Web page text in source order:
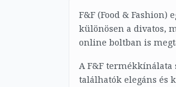
F&F (Food & Fashion)
különösen a divatos,
online boltban is
A F&F
találhatók elegáns és